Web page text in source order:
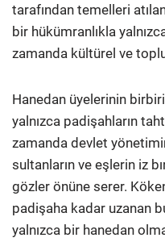
tarafından temelleri
bir hükümranlıkla
zamanda kültürel ve
Hanedan üyelerinin
yalnızca padişahların
zamanda devlet
sultanların ve eşlerin iz
gözler önüne serer.
padişaha kadar uzanan
yalnızca bir hanedan